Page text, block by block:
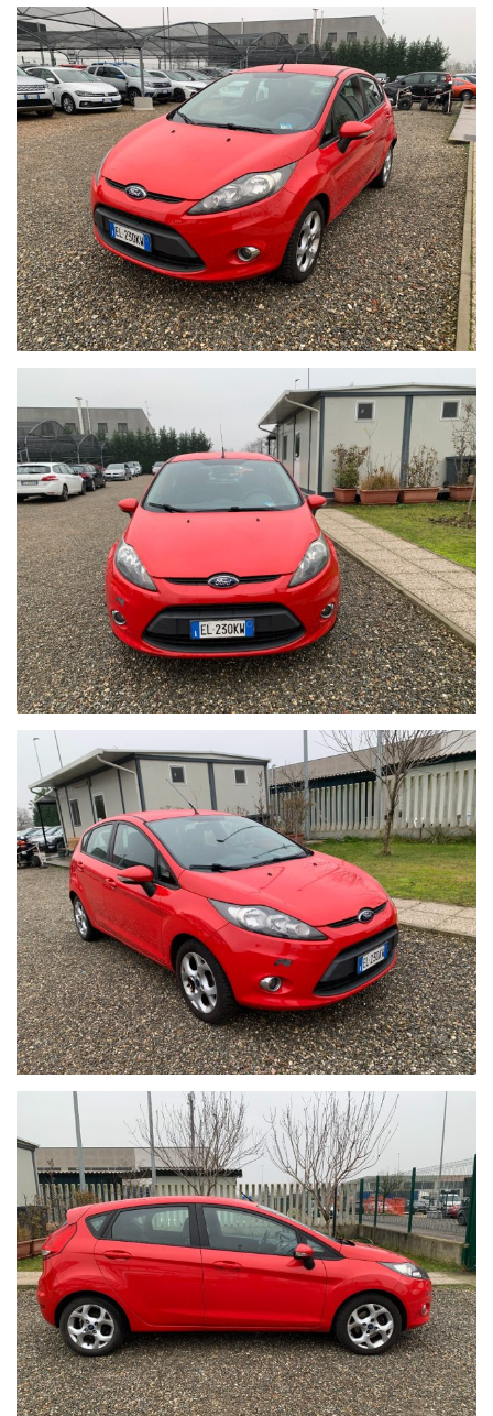
IL PREZZO DELLA VETTURA NON E' VINCOLATO A NESSUN TIPO
DI FINANZIAMENTO.
* * *
ESPERIENZA VENTENNALE , SERIETA' E COMPETENZA,
CERTIFICHIAMO CON DOCUMENTI TUTTE LE AUTO NEL SUO
STATO D'USO E CON IL SUO CHILOMETRAGGIO EFFETTIVO.
LE GARANZIE RILASCIATE SONO UTILIZZABILI IN TUTTO IL
TERRITORIO EUROPEO.
FINANZIAMENTI PERSONALIZZABILI CON TASSI AGEVOLATI E
PACCHETTI ASSICURATIVI INLCUSI.
Il prezzo indicato del veicolo non include i seguenti costi, che
restano a carico dell’acquirente:
•Tagliando di manutenzione ordinaria (se necessario)
•Revisione ministeriale (se in scadenza)
•Eventuali interventi o ripristini meccanici ed estetici non
specificamente indicati nell’annuncio
•Passaggio di proprieta
Il veicolo viene venduto nello stato in cui si trova, con
possibilità di visione e prova su appuntamento.
Si consiglia di verificare la disponibilità effettiva della vettura
previo invio mail oppure contattando i numeri di telefono
segnalati sull’annuncio.
Auto Italia si scusa per eventuali imprecisioni dovessero
verificarsi nelle descrizioni dei veicoli offerti, che non
rappresentano pertanto impegno contrattuale. Per poter
offrire il massimo servizio è gradito un contatto telefonico per
ottenere conferma su dotazioni e disponibilità